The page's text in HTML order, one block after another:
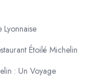
Étoilé Michelin
: Un Voyage